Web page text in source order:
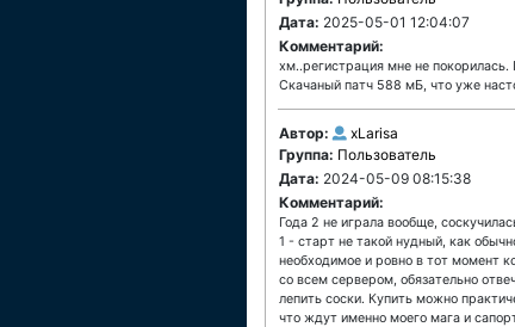
Дата: 2025-05-01 12:04:07
Комментарий:
хм..регистрация мне не
Скачаный патч 588 мБ, что уже
Автор:
xLarisa
Группа: Пользователь
Дата: 2024-05-09 08:15:38
Комментарий:
Года 2 не играла вообще,
1 - старт не такой нудный, как
необходимое и ровно в тот момент
со всем сервером, обязательно
лепить соски. Купить можно
что ждут именно моего мага и